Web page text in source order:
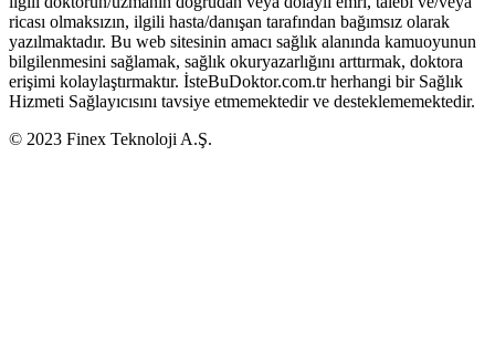
ricası olmaksızın, ilgili hasta/danışan tarafından bağımsız olarak
yazılmaktadır. Bu web sitesinin amacı sağlık alanında kamuoyunun
bilgilenmesini sağlamak, sağlık okuryazarlığını arttırmak, doktora
erişimi kolaylaştırmaktır. İsteBuDoktor.com.tr herhangi bir Sağlık
Hizmeti Sağlayıcısını tavsiye etmemektedir ve desteklememektedir.
© 2023 Finex Teknoloji A.Ş.